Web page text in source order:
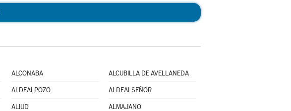
ALCONABA ALCUBILLA DE AVELLANEDA
ALDEALPOZO ALDEALSEÑOR
ALIUD ALMAJANO